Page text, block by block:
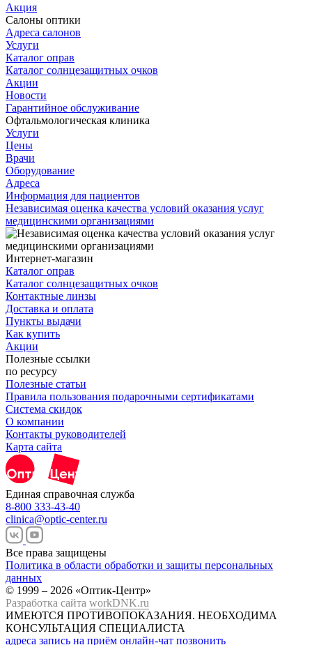
Акция
Салоны оптики
Адреса салонов
Услуги
Каталог оправ
Каталог солнцезащитных очков
Акции
Новости
Гарантийное обслуживание
Офтальмологическая клиника
Услуги
Цены
Врачи
Оборудование
Адреса
Информация для пациентов
Независимая оценка качества условий оказания услуг
медицинскими организациями
Интернет-магазин
Каталог оправ
Каталог солнцезащитных очков
Контактные линзы
Доставка и оплата
Пункты выдачи
Как купить
Акции
Полезные ссылки
по ресурсу
Полезные статьи
Правила пользования подарочными сертификатами
Система скидок
О компании
Контакты руководителей
Карта сайта
Единая справочная служба
8-800 333-43-40
clinica@optic-center.ru
Все права защищены
Политика в области обработки и защиты персональных
данных
© 1999 – 2026 «Оптик-Центр»
Разработка сайта workDNK.ru
ИМЕЮТСЯ ПРОТИВОПОКАЗАНИЯ. НЕОБХОДИМА
КОНСУЛЬТАЦИЯ СПЕЦИАЛИСТА
адреса запись на приём онлайн-чат позвонить